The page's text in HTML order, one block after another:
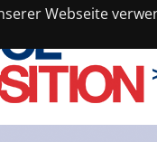
Webseite